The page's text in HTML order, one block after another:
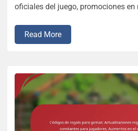
oficiales del juego, promociones en
Read More